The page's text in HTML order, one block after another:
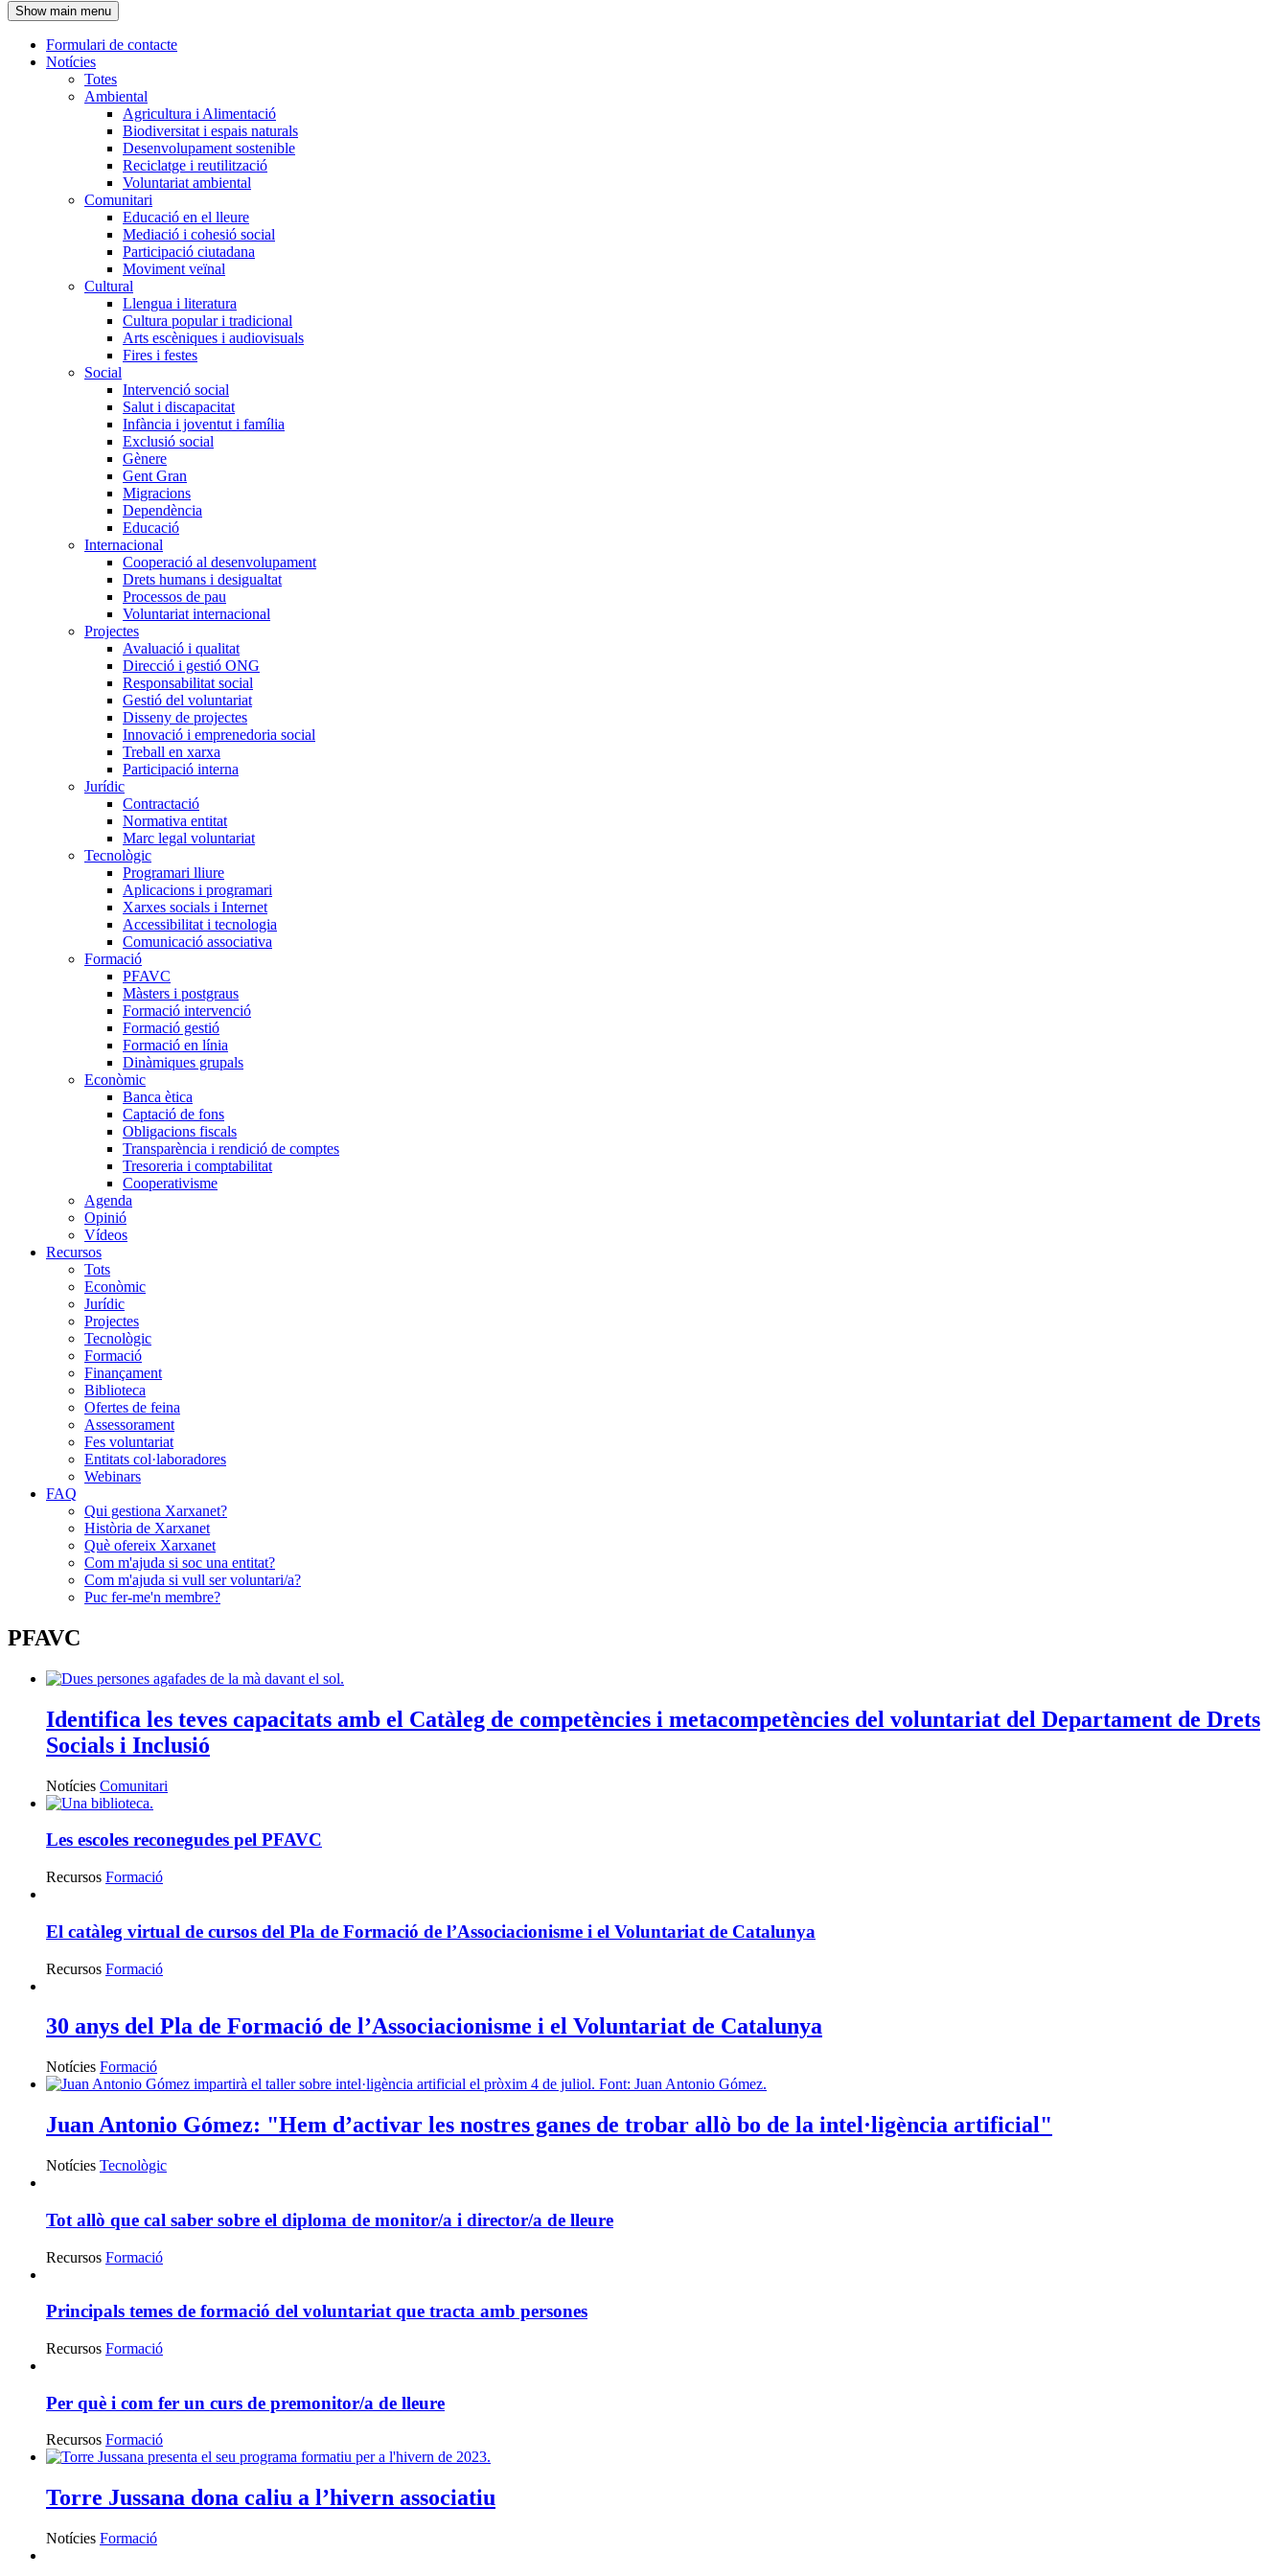
l'encapçalament
Show main menu
Navegació
principal
Formulari de contacte
Notícies
Totes
Ambiental
Agricultura i Alimentació
Biodiversitat i espais naturals
Desenvolupament sostenible
Reciclatge i reutilització
Voluntariat ambiental
Comunitari
Educació en el lleure
Mediació i cohesió social
Participació ciutadana
Moviment veïnal
Cultural
Llengua i literatura
Cultura popular i tradicional
Arts escèniques i audiovisuals
Fires i festes
Social
Intervenció social
Salut i discapacitat
Infància i joventut i família
Exclusió social
Gènere
Gent Gran
Migracions
Dependència
Educació
Internacional
Cooperació al desenvolupament
Drets humans i desigualtat
Processos de pau
Voluntariat internacional
Projectes
Avaluació i qualitat
Direcció i gestió ONG
Responsabilitat social
Gestió del voluntariat
Disseny de projectes
Innovació i emprenedoria social
Treball en xarxa
Participació interna
Jurídic
Contractació
Normativa entitat
Marc legal voluntariat
Tecnològic
Programari lliure
Aplicacions i programari
Xarxes socials i Internet
Accessibilitat i tecnologia
Comunicació associativa
Formació
PFAVC
Màsters i postgraus
Formació intervenció
Formació gestió
Formació en línia
Dinàmiques grupals
Econòmic
Banca ètica
Captació de fons
Obligacions fiscals
Transparència i rendició de comptes
Tresoreria i comptabilitat
Cooperativisme
Agenda
Opinió
Vídeos
Recursos
Tots
Econòmic
Jurídic
Projectes
Tecnològic
Formació
Finançament
Biblioteca
Ofertes de feina
Assessorament
Fes voluntariat
Entitats col·laboradores
Webinars
FAQ
Qui gestiona Xarxanet?
Història de Xarxanet
Què ofereix Xarxanet
Com m'ajuda si soc una entitat?
Com m'ajuda si vull ser voluntari/a?
Puc fer-me'n membre?
PFAVC
Identifica les teves capacitats amb el Catàleg de competències i metacompetències del voluntariat del Departament de Drets
Socials i Inclusió
Notícies Comunitari
Les escoles reconegudes pel PFAVC
Recursos Formació
El catàleg virtual de cursos del Pla de Formació de l’Associacionisme i el Voluntariat de Catalunya
Recursos Formació
30 anys del Pla de Formació de l’Associacionisme i el Voluntariat de Catalunya
Notícies Formació
Juan Antonio Gómez: "Hem d’activar les nostres ganes de trobar allò bo de la intel·ligència artificial"
Notícies Tecnològic
Tot allò que cal saber sobre el diploma de monitor/a i director/a de lleure
Recursos Formació
Principals temes de formació del voluntariat que tracta amb persones
Recursos Formació
Per què i com fer un curs de premonitor/a de lleure
Recursos Formació
Torre Jussana dona caliu a l’hivern associatiu
Notícies Formació